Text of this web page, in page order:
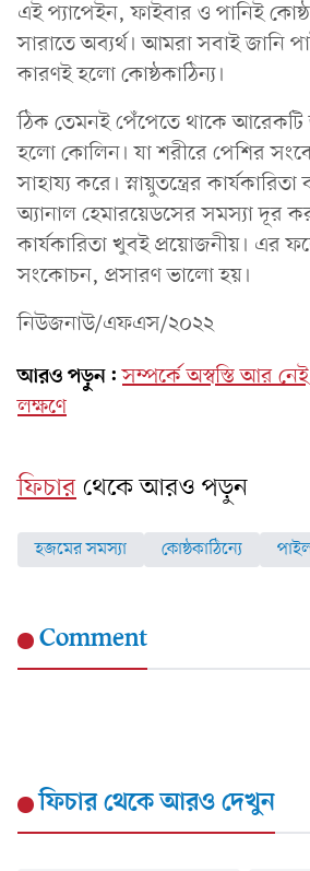
এই প্যাপেইন, ফাইবার ও পানিই
সারাতে অব্যর্থ। আমরা সবাই জানি
কারণই হলো কোষ্ঠকাঠিন্য।
ঠিক তেমনই পেঁপেতে থাকে
হলো কোলিন। যা শরীরে পেশির
সাহায্য করে। স্নায়ুতন্ত্রের
অ্যানাল হেমারয়েডসের সমস্যা দূর
কার্যকারিতা খুবই প্রয়োজনীয়। এর
সংকোচন, প্রসারণ ভালো হয়।
নিউজনাউ/এফএস/২০২২
আরও পড়ুন: সম্পর্কে অস্বস্তি আর
লক্ষণে
ফিচারথেকে আরও পড়ুন
হজমের সমস্যা কোষ্ঠকাঠিন্যে
Comment
ফিচারথেকে আরও দেখুন